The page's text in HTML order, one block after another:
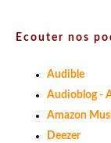
Ecouter nos
Audible
Audioblog -
Amazon
Deezer